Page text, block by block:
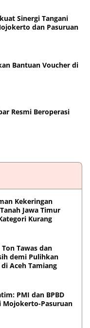
Sinergi Tangani
dan Pasuruan
Bantuan Voucher di
Resmi Beroperasi
Kekeringan
Jawa Timur
Kurang
Tawas dan
demi Pulihkan
Aceh Tamiang
PMI dan BPBD
Mojokerto-Pasuruan